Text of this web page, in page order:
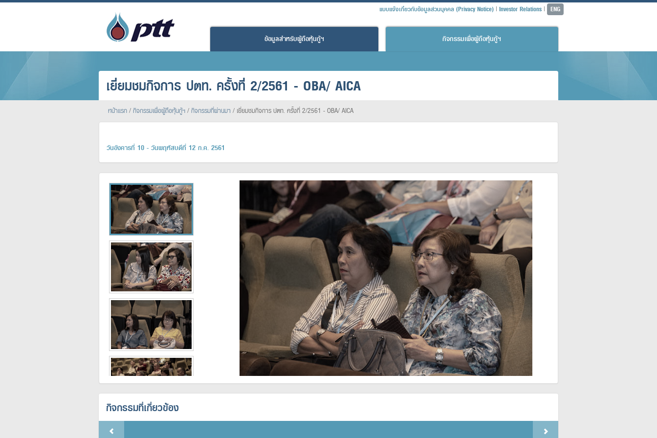
แบบแจ้งเกี่ยวกับข้อมูลส่วนบุคคล (Privacy Notice) | Investor Relations | ENG
ข้อมูลสำหรับผู้ถือหุ้นกู้ฯ กิจกรรมเพื่อผู้ถือหุ้นกู้ฯ
เยี่ยมชมกิจการ ปตท. ครั้งที่ 2/2561 - OBA/ AICA
หน้าแรก/กิจกรรมเพื่อผู้ถือหุ้นกู้ฯ/กิจกรรมที่ผ่านมา / เยี่ยมชมกิจการ ปตท. ครั้งที่ 2/2561 - OBA/ AICA
วันอังคารที่ 10 - วันพฤหัสบดีที่ 12 ก.ค. 2561
กิจกรรมที่เกี่ยวข้อง